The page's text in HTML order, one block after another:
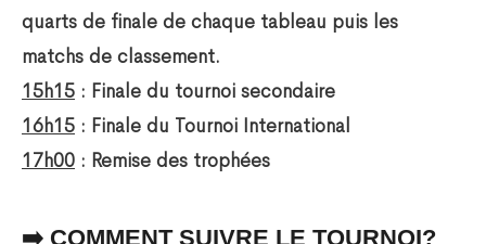
quarts de finale de chaque tableau puis les
matchs de classement.
15h15 : Finale du tournoi secondaire
16h15 : Finale du Tournoi International
17h00 : Remise des trophées
➡️ COMMENT SUIVRE LE TOURNOI?